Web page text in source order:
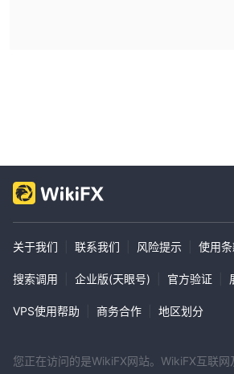
关于我们 联系我们 风险提示 使用
搜索调用 企业版(天眼号) 官方验证
VPS使用帮助 商务合作 地区划分
您正在访问的是WikiFX网站。WikiFX互联